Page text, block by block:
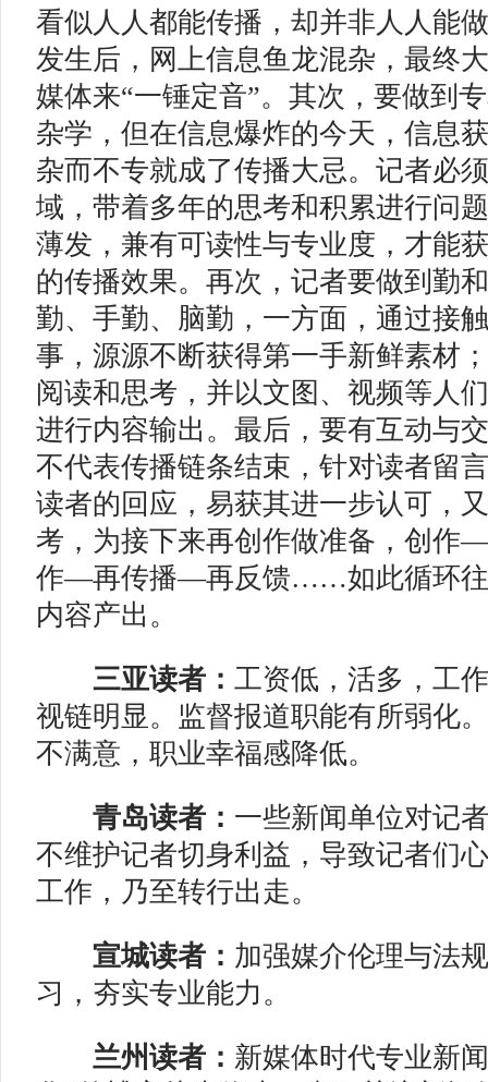
看似人人都能传播，却并非人人能
发生后，网上信息鱼龙混杂，最终
媒体来“一锤定音”。其次，要做到
杂学，但在信息爆炸的今天，信息
杂而不专就成了传播大忌。记者必
域，带着多年的思考和积累进行问
薄发，兼有可读性与专业度，才能
的传播效果。再次，记者要做到勤
勤、手勤、脑勤，一方面，通过接
事，源源不断获得第一手新鲜素材
阅读和思考，并以文图、视频等人
进行内容输出。最后，要有互动与
不代表传播链条结束，针对读者留
读者的回应，易获其进一步认可，
考，为接下来再创作做准备，创
作—再传播—再反馈……如此循环往
内容产出。
三亚读者： 工资低，活多，工
视链明显。监督报道职能有所弱化
不满意，职业幸福感降低。
青岛读者： 一些新闻单位对记
不维护记者切身利益，导致记者们
工作，乃至转行出走。
宣城读者： 加强媒介伦理与法
习，夯实专业能力。
兰州读者： 新媒体时代专业新